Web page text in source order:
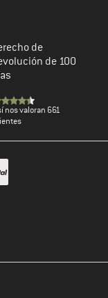
de
de 100
nos valoran 661